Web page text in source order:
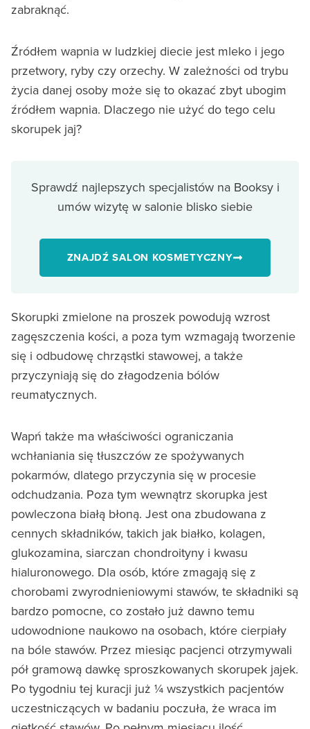
zabraknąć.
Źródłem wapnia w ludzkiej diecie jest mleko i jego
przetwory, ryby czy orzechy. W zależności od trybu
życia danej osoby może się to okazać zbyt ubogim
źródłem wapnia. Dlaczego nie użyć do tego celu
skorupek jaj?
Sprawdź najlepszych specjalistów na Booksy i
umów wizytę w salonie blisko siebie
ZNAJDŹ SALON KOSMETYCZNY
Skorupki zmielone na proszek powodują wzrost
zagęszczenia kości, a poza tym wzmagają tworzenie
się i odbudowę chrząstki stawowej, a także
przyczyniają się do złagodzenia bólów
reumatycznych.
Wapń także ma właściwości ograniczania
wchłaniania się tłuszczów ze spożywanych
pokarmów, dlatego przyczynia się w procesie
odchudzania. Poza tym wewnątrz skorupka jest
powleczona białą błoną. Jest ona zbudowana z
cennych składników, takich jak białko, kolagen,
glukozamina, siarczan chondroityny i kwasu
hialuronowego. Dla osób, które zmagają się z
chorobami zwyrodnieniowymi stawów, te składniki są
bardzo pomocne, co zostało już dawno temu
udowodnione naukowo na osobach, które cierpiały
na bóle stawów. Przez miesiąc pacjenci otrzymywali
pół gramową dawkę sproszkowanych skorupek jajek.
Po tygodniu tej kuracji już ¼ wszystkich pacjentów
uczestniczących w badaniu poczuła, że wraca im